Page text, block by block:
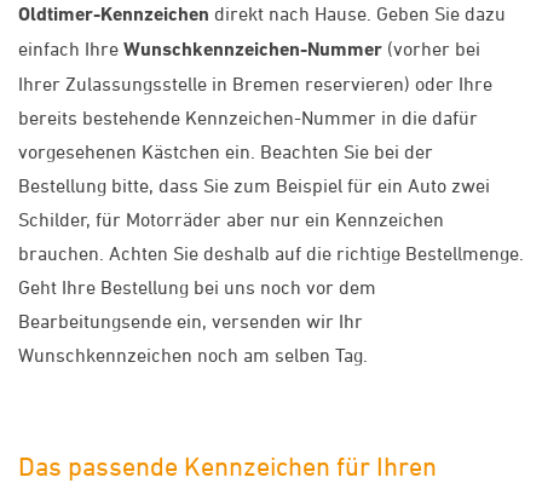
Oldtimer-Kennzeichen direkt nach Hause. Geben Sie dazu
einfach Ihre Wunschkennzeichen-Nummer (vorher bei
Ihrer Zulassungsstelle in Bremen reservieren) oder Ihre
bereits bestehende Kennzeichen-Nummer in die dafür
vorgesehenen Kästchen ein. Beachten Sie bei der
Bestellung bitte, dass Sie zum Beispiel für ein Auto zwei
Schilder, für Motorräder aber nur ein Kennzeichen
brauchen. Achten Sie deshalb auf die richtige Bestellmenge.
Geht Ihre Bestellung bei uns noch vor dem
Bearbeitungsende ein, versenden wir Ihr
Wunschkennzeichen noch am selben Tag.
Das passende Kennzeichen für Ihren